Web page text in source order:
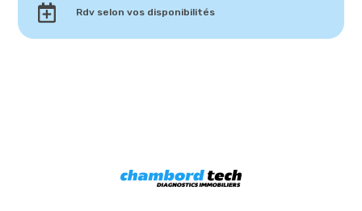
Rdv selon vos disponibilités